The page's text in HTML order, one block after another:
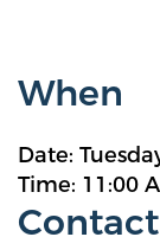
When
Date:
Time: 11:00
Contact